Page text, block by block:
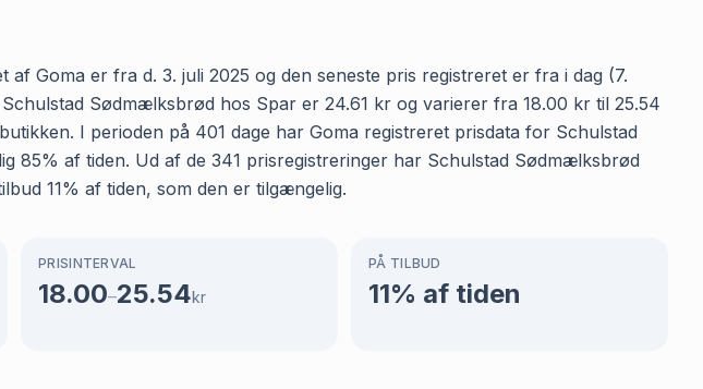
Goma er fra d. 3. juli 2025 og den seneste pris registreret er fra i dag (7.
Sødmælksbrød hos Spar er 24.61 kr og varierer fra 18.00 kr til 25.54
I perioden på 401 dage har Goma registreret prisdata for Schulstad
85% af tiden. Ud af de 341 prisregistreringer har Schulstad Sødmælksbrød
11% af tiden, som den er tilgængelig.
PRISINTERVAL
18.00–25.54kr
PÅ TILBUD
11% af tiden